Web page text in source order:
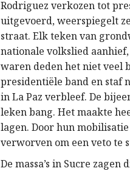
Rodriguez verkozen tot
uitgevoerd, weerspiegelt
straat. Elk teken van
nationale volkslied
waren deden het niet veel
presidentiële band en staf
in La Paz verbleef. De
leken bang. Het maakte
lagen. Door hun
verworven om een veto te
De massa’s in Sucre